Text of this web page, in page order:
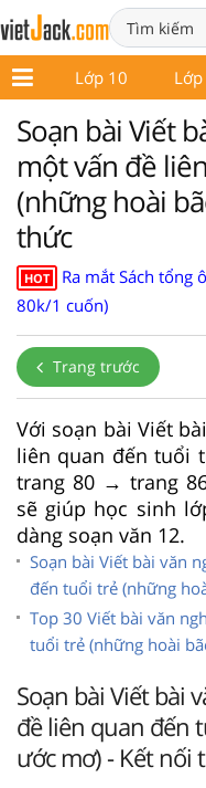
9 Lớp 10 Lớp
Soạn bài Viết
một vấn đề
(những hoài
thức
HOT
Ra mắt Sách tổng
80k/1 cuốn)
Trang trước
Với soạn bài Viết
liên quan đến tuổi
trang 80 → trang
sẽ giúp học sinh
dàng soạn văn 12.
Soạn bài Viết bài văn
đến tuổi trẻ (những
Top 30 Viết bài văn
tuổi trẻ (những hoài
Soạn bài Viết bài
đề liên quan đến
ước mơ) - Kết nối